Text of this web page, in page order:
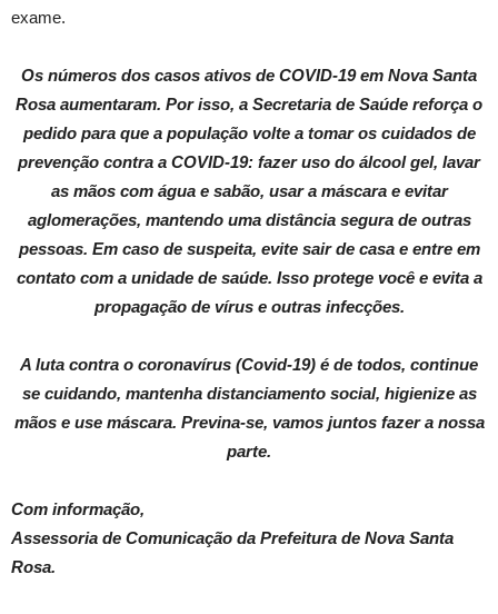
exame.
Os números dos casos ativos de COVID-19 em Nova Santa
Rosa aumentaram. Por isso, a Secretaria de Saúde reforça o
pedido para que a população volte a tomar os cuidados de
prevenção contra a COVID-19: fazer uso do álcool gel, lavar
as mãos com água e sabão, usar a máscara e evitar
aglomerações, mantendo uma distância segura de outras
pessoas. Em caso de suspeita, evite sair de casa e entre em
contato com a unidade de saúde. Isso protege você e evita a
propagação de vírus e outras infecções.
A luta contra o coronavírus (Covid-19) é de todos, continue
se cuidando, mantenha distanciamento social, higienize as
mãos e use máscara. Previna-se, vamos juntos fazer a nossa
parte.
Com informação,
Assessoria de Comunicação da Prefeitura de Nova Santa
Rosa.